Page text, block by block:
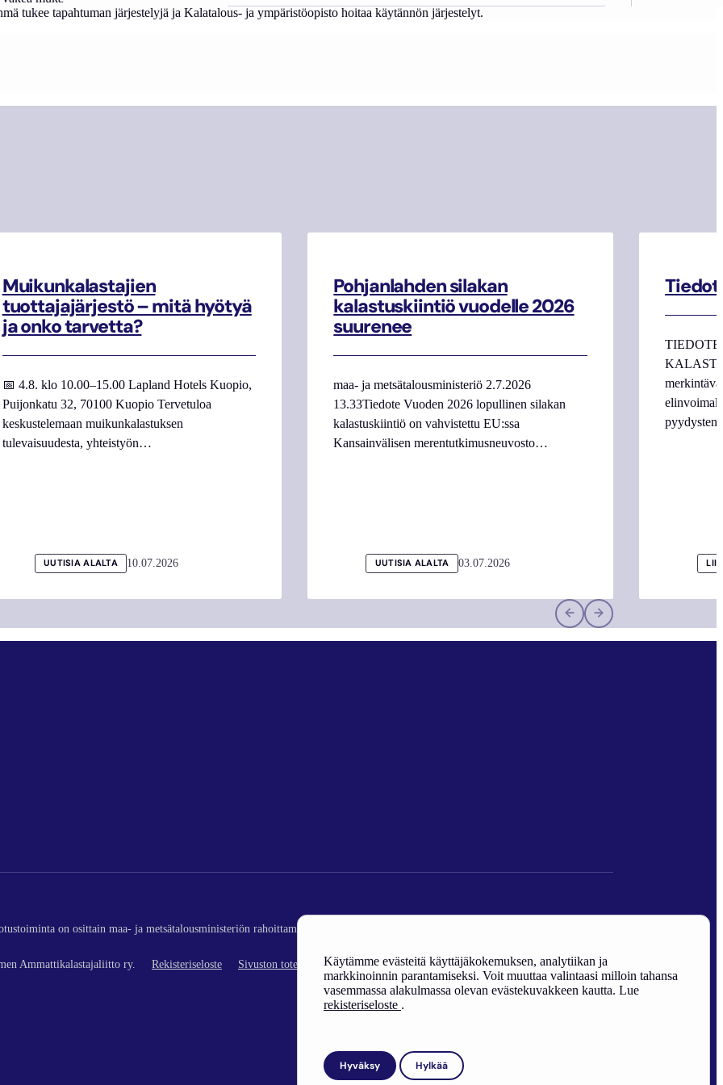
Käytämme evästeitä käyttäjäkokemuksen, analytiikan ja
markkinoinnin parantamiseksi. Voit muuttaa valintaasi milloin tahansa
vasemmassa alakulmassa olevan evästekuvakkeen kautta. Lue
rekisteriseloste .
Hyväksy Hylkää
tukee tapahtuman järjestelyjä ja Kalatalous- ja ympäristöopisto hoitaa käytännön järjestelyt.
Muikunkalastajien
tuottajajärjestö – mitä hyötyä
ja onko tarvetta?
📅 4.8. klo 10.00–15.00 Lapland Hotels Kuopio,
Puijonkatu 32, 70100 Kuopio Tervetuloa
keskustelemaan muikunkalastuksen
tulevaisuudesta, yhteistyön…
UUTISIA ALALTA 10.07.2026
Pohjanlahden silakan
kalastuskiintiö vuodelle 2026
suurenee
maa- ja metsätalousministeriö 2.7.2026
13.33Tiedote Vuoden 2026 lopullinen silakan
kalastuskiintiö on vahvistettu EU:ssa
Kansainvälisen merentutkimusneuvosto…
UUTISIA ALALTA 03.07.2026
pyydysten
on osittain maa- ja metsätalousministeriön rahoittamaa (kalatalouden edistäminen).
Ammattikalastajaliitto ry. Rekisteriseloste Sivuston toteutus